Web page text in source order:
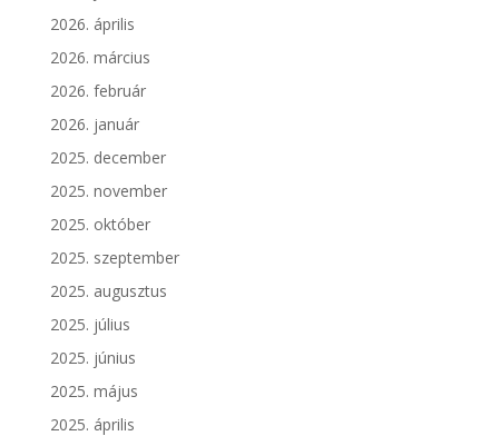
2026. április
2026. március
2026. február
2026. január
2025. december
2025. november
2025. október
2025. szeptember
2025. augusztus
2025. július
2025. június
2025. május
2025. április